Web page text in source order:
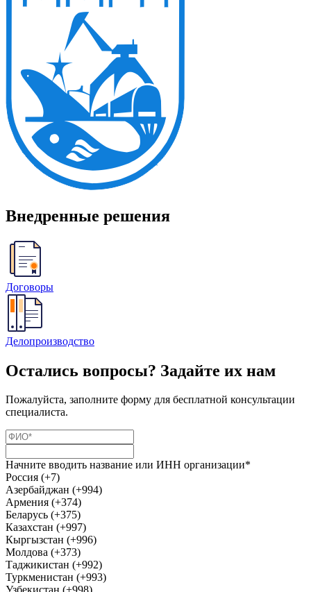
Внедренные решения
Договоры
Делопроизводство
Остались вопросы? Задайте их нам
Пожалуйста, заполните форму для бесплатной консультации
специалиста.
Начните вводить название или ИНН организации*
Россия (+7)
Азербайджан (+994)
Армения (+374)
Беларусь (+375)
Казахстан (+997)
Кыргызстан (+996)
Молдова (+373)
Таджикистан (+992)
Туркменистан (+993)